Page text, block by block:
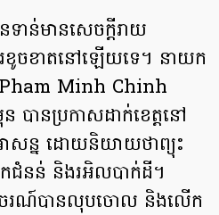
ទាន់មានសេចក្ដីរាយ
ខូចខាតនៅឡើយទេ។ នាយក
Pham Minh Chinh
បានប្រកាសដាក់ខេត្តនៅ
ាសន្ន ដោយនិយាយថាព្យុះ
ជំនន់ និងរអិលបាក់ដី។
រណ៍បានលុបចោល និងលើក